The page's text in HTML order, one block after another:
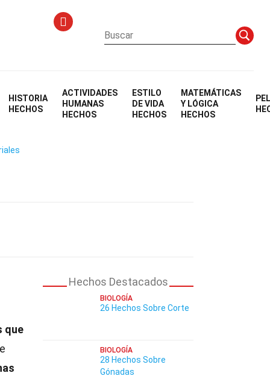
HISTORIA
HECHOS
ACTIVIDADES
HUMANAS
HECHOS
ESTILO
DE VIDA
HECHOS
MATEMÁTICAS
Y LÓGICA
HECHOS
que
Hechos Destacados
BIOLOGÍA
26 Hechos Sobre Corte
BIOLOGÍA
28 Hechos Sobre
Gónadas